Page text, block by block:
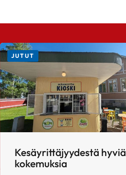
JUTUT
Kesäyrittäjyydestä hyviä
kokemuksia